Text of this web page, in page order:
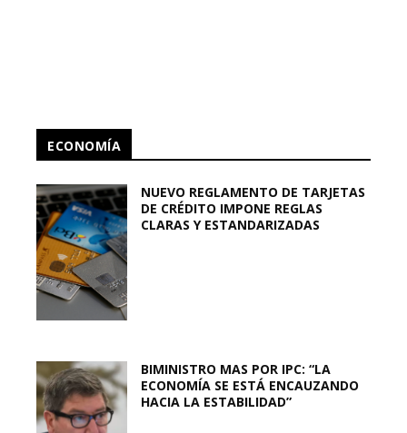
ECONOMÍA
NUEVO REGLAMENTO DE TARJETAS
DE CRÉDITO IMPONE REGLAS
CLARAS Y ESTANDARIZADAS
BIMINISTRO MAS POR IPC: “LA
ECONOMÍA SE ESTÁ ENCAUZANDO
HACIA LA ESTABILIDAD”